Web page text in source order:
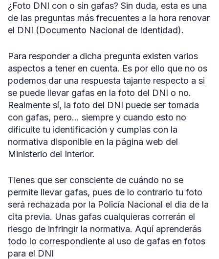
¿Foto DNI con o sin gafas? Sin duda, esta es una
de las preguntas más frecuentes a la hora renovar
el DNI (Documento Nacional de Identidad).
Para responder a dicha pregunta existen varios
aspectos a tener en cuenta. Es por ello que no os
podemos dar una respuesta tajante respecto a si
se puede llevar gafas en la foto del DNI o no.
Realmente sí, la foto del DNI puede ser tomada
con gafas, pero… siempre y cuando esto no
dificulte tu identificación y cumplas con la
normativa disponible en la página web del
Ministerio del Interior.
Tienes que ser consciente de cuándo no se
permite llevar gafas, pues de lo contrario tu foto
será rechazada por la Policía Nacional el dia de la
cita previa. Unas gafas cualquieras correrán el
riesgo de infringir la normativa. Aquí aprenderás
todo lo correspondiente al uso de gafas en fotos
para el DNI